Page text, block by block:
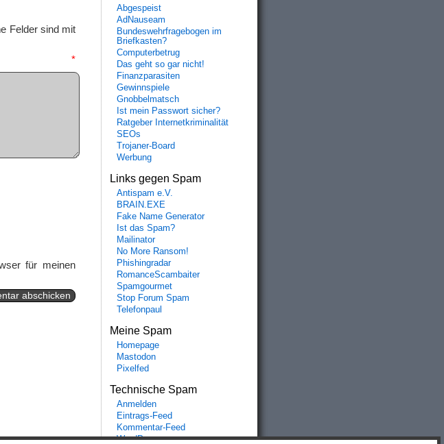
Felder sind mit
*
für meinen
Abgespeist
AdNauseam
Bundeswehrfragebogen im
Briefkasten?
Computerbetrug
Das geht so gar nicht!
Finanzparasiten
Gewinnspiele
Gnobbelmatsch
Ist mein Passwort sicher?
Ratgeber Internetkriminalität
SEOs
Trojaner-Board
Werbung
Links gegen Spam
Antispam e.V.
BRAIN.EXE
Fake Name Generator
Ist das Spam?
Mailinator
No More Ransom!
Phishingradar
RomanceScambaiter
Spamgourmet
Stop Forum Spam
Telefonpaul
Meine Spam
Homepage
Mastodon
Pixelfed
Technische Spam
Anmelden
Eintrags-Feed
Kommentar-Feed
WordPress.org